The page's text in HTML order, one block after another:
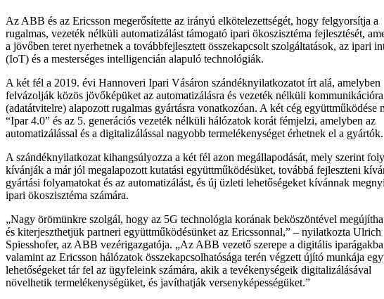
Az ABB és az Ericsson megerősítette az irányú elkötelezettségét, hogy felgyorsítja a
rugalmas, vezeték nélküli automatizálást támogató ipari ökoszisztéma fejlesztését,
a jövőben teret nyerhetnek a továbbfejlesztett összekapcsolt szolgáltatások, az ipari
(IoT) és a mesterséges intelligencián alapuló technológiák.
A két fél a 2019. évi Hannoveri Ipari Vásáron szándéknyilatkozatot írt alá, amelyben
felvázolják közös jövőképüket az automatizálásra és vezeték nélküli kommunikációra
(adatátvitelre) alapozott rugalmas gyártásra vonatkozóan. A két cég együttműködése
“Ipar 4.0” és az 5. generációs vezeték nélküli hálózatok korát fémjelzi, amelyben az
automatizálással és a digitalizálással nagyobb termelékenységet érhetnek el a gyártók.
A szándéknyilatkozat kihangsúlyozza a két fél azon megállapodását, mely szerint
kívánják a már jól megalapozott kutatási együttműködésüket, továbbá fejleszteni
gyártási folyamatokat és az automatizálást, és új üzleti lehetőségeket kívánnak
ipari ökoszisztéma számára.
„Nagy örömünkre szolgál, hogy az 5G technológia korának beköszöntével
és kiterjeszthetjük partneri együttműködésünket az Ericssonnal,” – nyilatkozta Ulrich
Spiesshofer, az ABB vezérigazgatója. „Az ABB vezető szerepe a digitális
valamint az Ericsson hálózatok összekapcsolhatósága terén végzett újító munkája
lehetőségeket tár fel az ügyfeleink számára, akik a tevékenységeik digitalizálásával
növelhetik termelékenységüket, és javíthatják versenyképességüket.”